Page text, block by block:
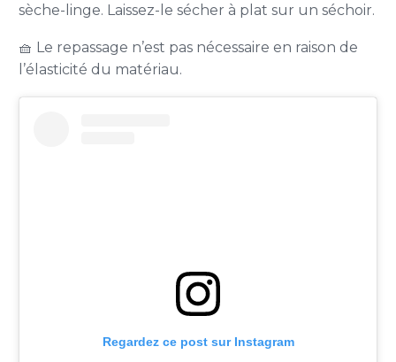
sèche-linge. Laissez-le sécher à plat sur un séchoir.
🧺 Le repassage n’est pas nécessaire en raison de
l’élasticité du matériau.
Regardez ce post sur Instagram